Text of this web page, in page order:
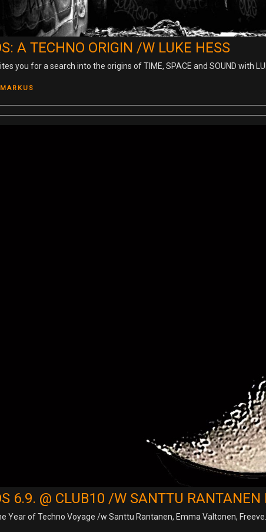
A TECHNO ORIGIN /W LUKE HESS
you for a search into the origins of TIME, SPACE and SOUND with
MARKUS
6.9. @ CLUB10 /W SANTTU RANTANEN
Year of Techno Voyage /w Santtu Rantanen, Emma Valtonen, Freeve…